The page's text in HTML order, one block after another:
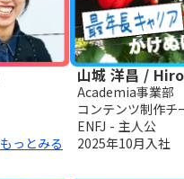
もっとみる
山城 洋昌 /
Academia事業部
コンテンツ制作チ
ENFJ - 主人公
2025年10月入社